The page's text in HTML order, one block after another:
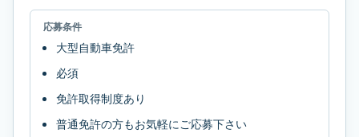
応募条件
大型自動車免許
必須
免許取得制度あり
普通免許の方もお気軽にご応募下さい